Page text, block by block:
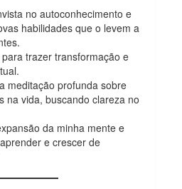
no autoconhecimento e
habilidades que o levem a
trazer transformação e
meditação profunda sobre
na vida, buscando clareza no
da minha mente e
e crescer de